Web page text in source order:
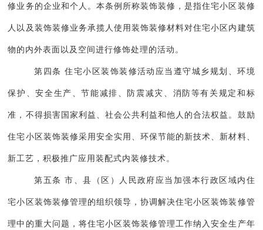
修业务的企业和个人。本条例所称装饰装修，是指住宅小区装修
人以及装饰装修业务承揽人使用装饰装修材料对住宅小区内建筑
物的内外表面以及空间进行修饰处理的活动。
第四条 住宅小区装饰装修活动应当遵守城乡规划、环境
保护、安全生产、节能减排、防震减灾、消防等有关规定和标
准，不得损害国家利益、社会公共利益和他人的合法权益。鼓励
住宅小区装饰装修采用安全实用、环保节能的新技术、新材料、
新工艺，积极推广应用装配式内装修技术。
第五条 市、县（区）人民政府应当加强本行政区域内住
宅小区装饰装修管理的组织领导，协调解决住宅小区装饰装修管
理中的重大问题，将住宅小区装饰装修管理工作纳入安全生产年